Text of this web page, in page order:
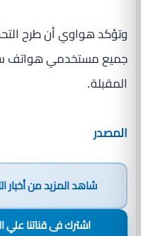
وتؤكد هواوي أن طرح
المقبلة.
المصدر
شاهد المزيد منأخبار
اشترك فى قناتنا علي